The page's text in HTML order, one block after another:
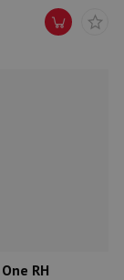
RH